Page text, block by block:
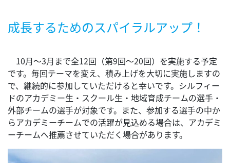
成長するためのスパイラルアップ！
10月～3月まで全12回（第9回～20回）を実施する予定
です。毎回テーマを変え、積み上げを大切に実施しますの
で、継続的に参加していただけると幸いです。シルフィー
ドのアカデミー生・スクール生・地域育成チームの選手・
外部チームの選手が対象です。また、参加する選手の中か
らアカデミーチームでの活躍が見込める場合は、アカデミ
ーチームへ推薦させていただく場合があります。